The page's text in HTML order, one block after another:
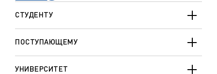
СТУДЕНТУ
ПОСТУПАЮЩЕМУ
УНИВЕРСИТЕТ